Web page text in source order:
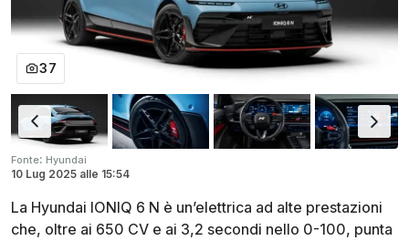
37
Fonte: Hyundai
10 Lug 2025 alle 15:54
La Hyundai IONIQ 6 N è un’elettrica ad alte prestazioni
che, oltre ai 650 CV e ai 3,2 secondi nello 0-100, punta